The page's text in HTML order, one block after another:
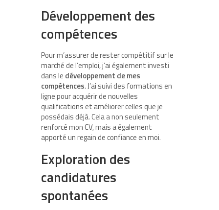
Développement des
compétences
Pour m’assurer de rester compétitif sur le
marché de l’emploi, j’ai également investi
dans le développement de mes
compétences. J’ai suivi des formations en
ligne pour acquérir de nouvelles
qualifications et améliorer celles que je
possédais déjà. Cela a non seulement
renforcé mon CV, mais a également
apporté un regain de confiance en moi.
Exploration des
candidatures
spontanées